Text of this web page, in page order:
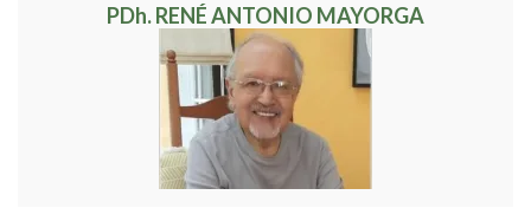
PDh. RENÉ ANTONIO MAYORGA